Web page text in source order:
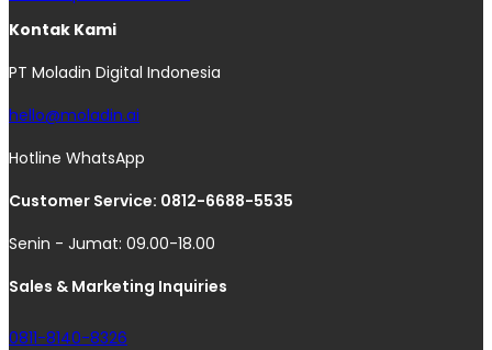
Kontak Kami
PT Moladin Digital Indonesia
hello@moladin.ai
Hotline WhatsApp
Customer Service: 0812-6688-5535
Senin - Jumat: 09.00-18.00
Sales & Marketing Inquiries
0811-8140-8326